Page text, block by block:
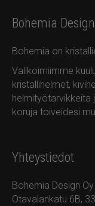
Bohemia
Bohemia on
Valikoimiimme
kristallihelmet,
helmityötarvikkeita
koruja toiveidesi
Yhteystiedot
Bohemia Design Oy
Otavalankatu 6B,